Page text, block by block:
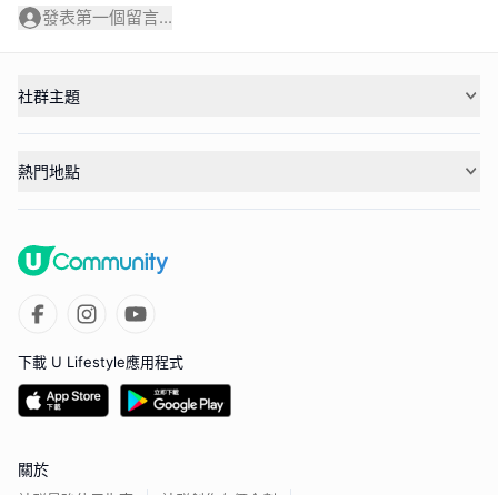
發表第一個留言...
社群主題
熱門地點
下載 U Lifestyle應用程式
關於